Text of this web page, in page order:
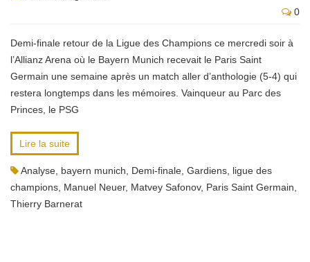
0
Demi-finale retour de la Ligue des Champions ce mercredi soir à
l’Allianz Arena où le Bayern Munich recevait le Paris Saint
Germain une semaine après un match aller d’anthologie (5-4) qui
restera longtemps dans les mémoires. Vainqueur au Parc des
Princes, le PSG
Lire la suite
Analyse bayern munich Demi-finale Gardiens ligue des
champions Manuel Neuer, Matvey Safonov, Paris Saint Germain
Thierry Barnerat